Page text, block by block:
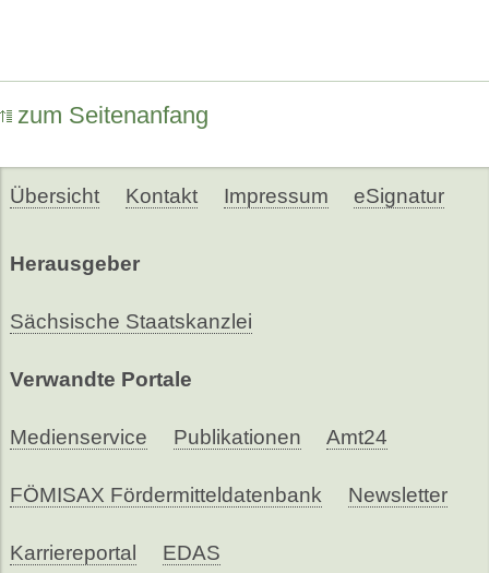
zum Seitenanfang
Übersicht Kontakt Impressum eSignatur
Herausgeber
Sächsische Staatskanzlei
Verwandte Portale
Medienservice Publikationen Amt24
FÖMISAX Fördermitteldatenbank Newsletter
Karriereportal EDAS